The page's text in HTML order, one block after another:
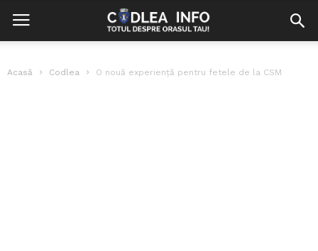
Acasă Codlea O nouă experiență pentru fetele de la CSM